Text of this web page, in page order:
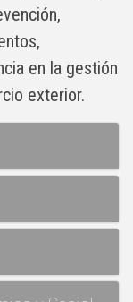
en la gestión
exterior.